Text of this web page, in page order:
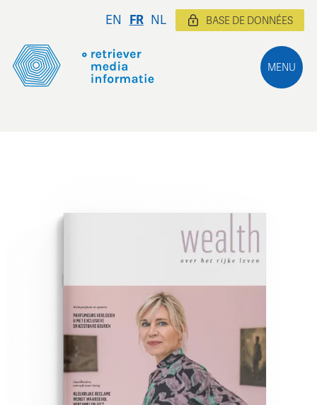
MENU
EN FR NL BASE DE DONNÉES